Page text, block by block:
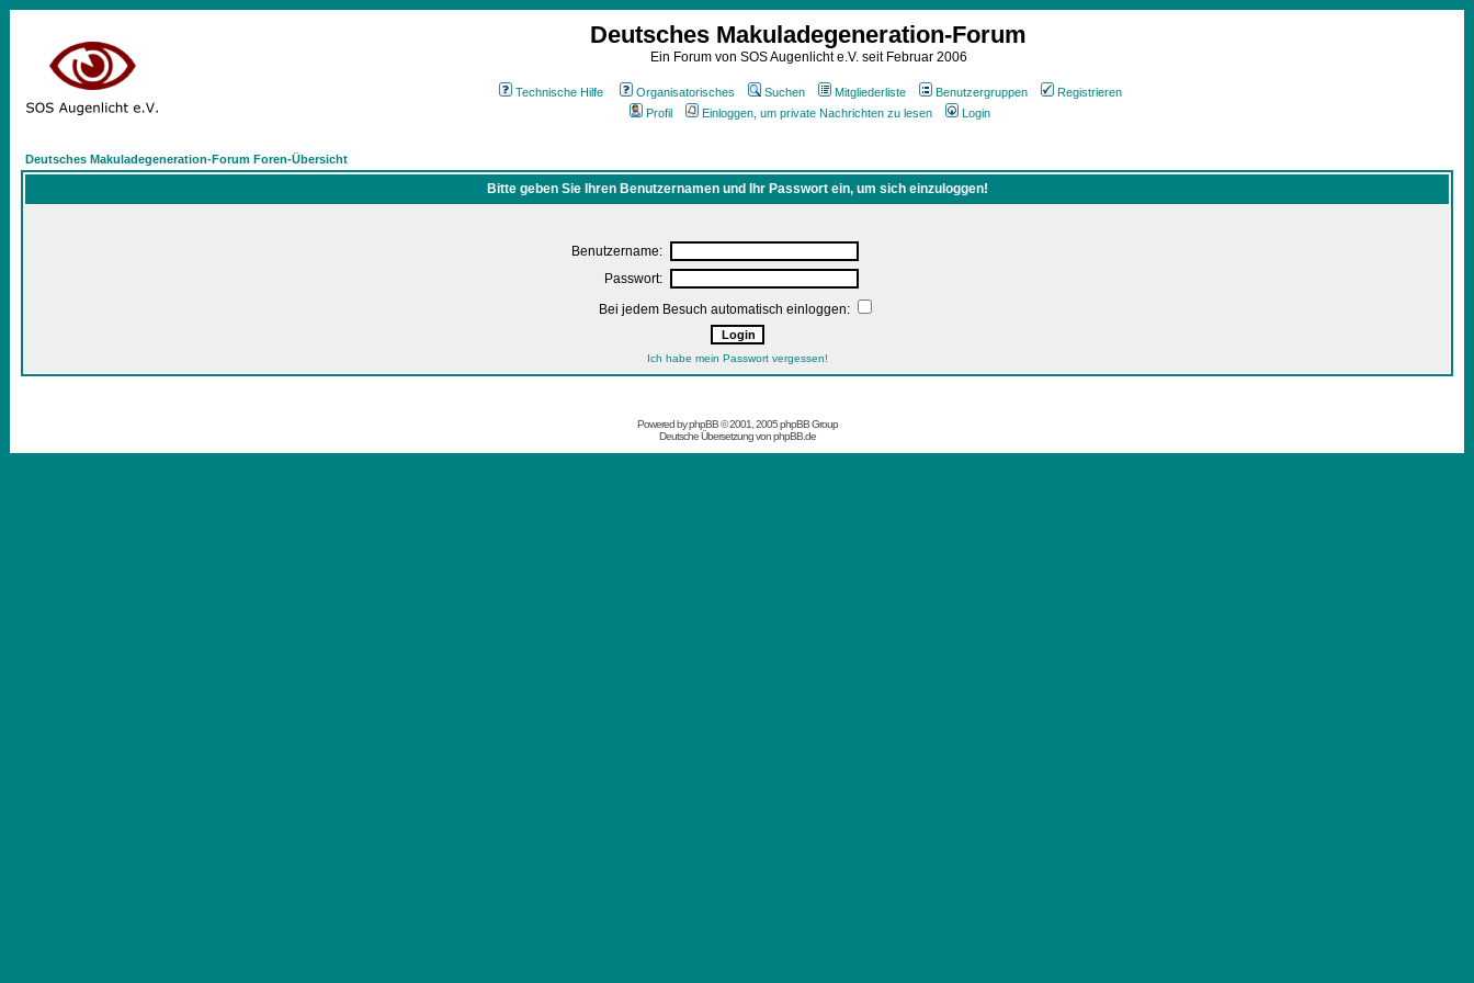
Deutsches Makuladegeneration-Forum
Ein Forum von SOS Augenlicht e.V. seit Februar 2006
Technische Hilfe Organisatorisches Suchen Mitgliederliste Benutzergruppen
Registrieren
Profil
Einloggen, um private Nachrichten zu lesen Login
Deutsches Makuladegeneration-Forum Foren-Übersicht
Bitte geben Sie Ihren Benutzernamen und Ihr Passwort ein, um sich einzuloggen!
Benutzername:
Passwort:
Bei jedem Besuch automatisch einloggen:
Ich habe mein Passwort vergessen!
Powered byphpBB© 2001, 2005 phpBB Group
Deutsche Übersetzung vonphpBB.de